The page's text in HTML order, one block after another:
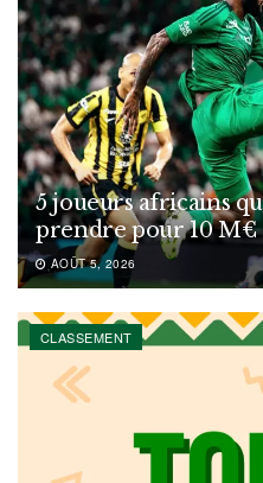
5 joueurs africains
prendre pour 10 M€
AOÛT 5, 2026
CLASSEMENT